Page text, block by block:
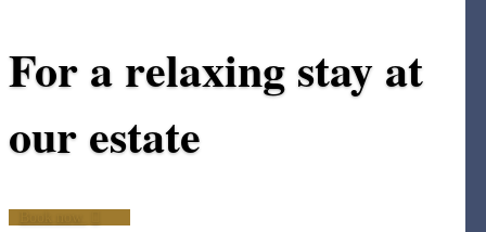
For a relaxing stay at
our estate